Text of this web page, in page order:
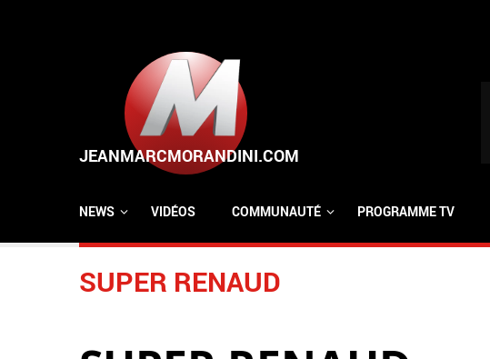
NEWS VIDÉOS COMMUNAUTÉ PROGRAMME TV
SUPER RENAUD